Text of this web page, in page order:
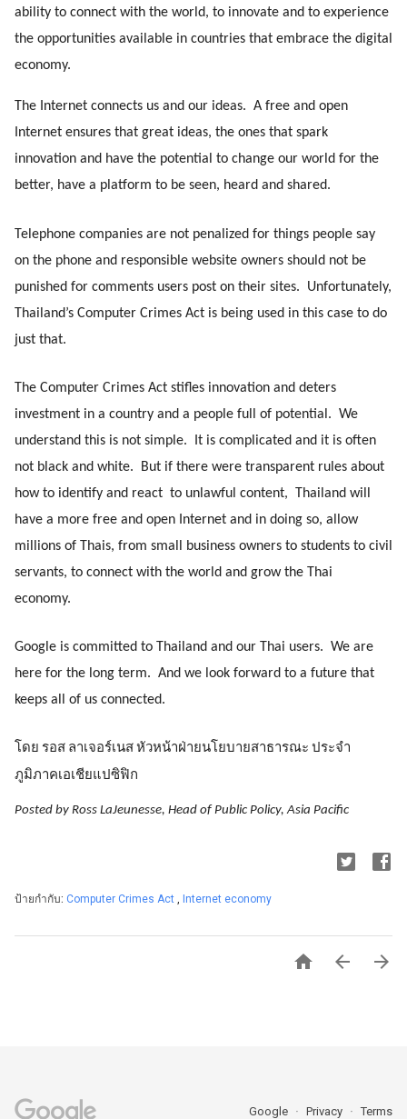
ability to connect with the world, to innovate and to experience
the opportunities available in countries that embrace the digital
economy.
The Internet connects us and our ideas.  A free and open
Internet ensures that great ideas, the ones that spark
innovation and have the potential to change our world for the
better, have a platform to be seen, heard and shared.
Telephone companies are not penalized for things people say
on the phone and responsible website owners should not be
punished for comments users post on their sites.  Unfortunately,
Thailand’s Computer Crimes Act is being used in this case to do
just that.
The Computer Crimes Act stifles innovation and deters
investment in a country and a people full of potential.  We
understand this is not simple.  It is complicated and it is often
not black and white.  But if there were transparent rules about
how to identify and react  to unlawful content,  Thailand will
have a more free and open Internet and in doing so, allow
millions of Thais, from small business owners to students to civil
servants, to connect with the world and grow the Thai
economy.
Google is committed to Thailand and our Thai users.  We are
here for the long term.  And we look forward to a future that
keeps all of us connected.
โดย รอส ลาเจอร์เนส หัวหน้าฝ่ายนโยบายสาธารณะ ประจำ
ภูมิภาคเอเชียแปซิฟิก
Posted by Ross LaJeunesse, Head of Public Policy, Asia Pacific
ป้ายกำกับ: Computer Crimes Act , Internet economy
  
Google Privacy Terms